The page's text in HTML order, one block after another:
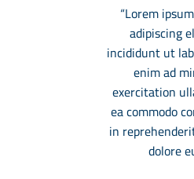
“Lorem
adipiscing
incididunt ut
enim ad
exercitation
ea commodo
in
dolore